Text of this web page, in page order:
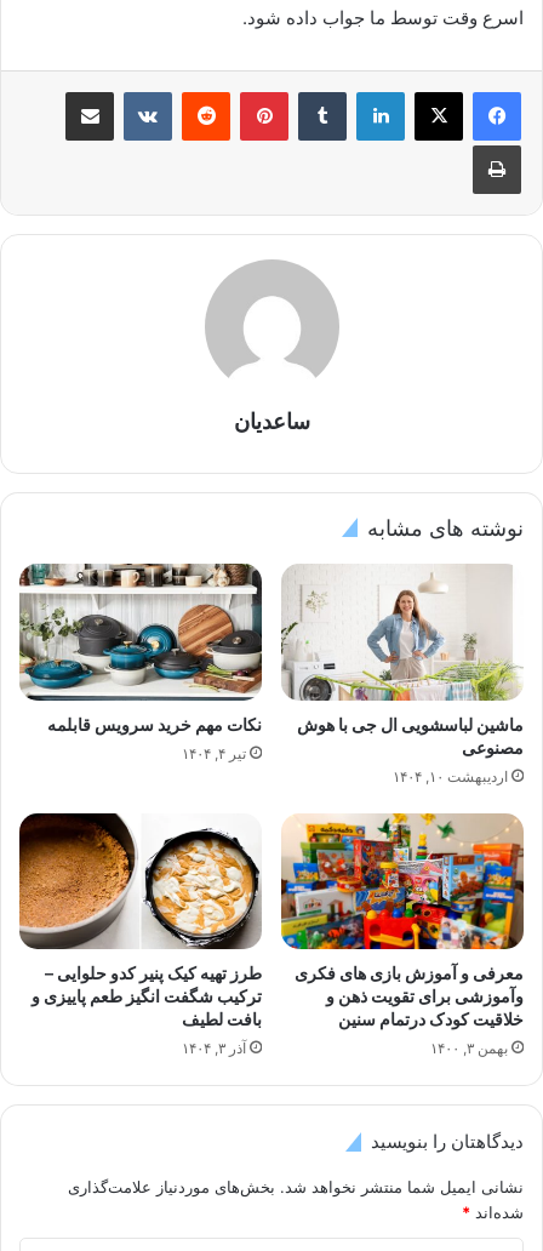
اسرع وقت توسط ما جواب داده شود.
لینکدین ‫تامبلر ‫پین‌ترست‫رددیت ‫VKontakteاشتراک گذاری از طریق ایمیل
چاپ
ساعدیان
نوشته های مشابه
ماشین‌ لباسشویی ال‌ جی با هوش
‌مصنوعی
اردیبهشت ۱۰, ۱۴۰۴
نکات مهم خرید سرویس قابلمه
تیر ۴, ۱۴۰۴
معرفی و آموزش بازی های فکری
وآموزشی برای تقویت ذهن و
خلاقیت کودک درتمام سنین
بهمن ۳, ۱۴۰۰
طرز تهیه کیک پنیر کدو حلوایی –
ترکیب شگفت انگیز طعم پاییزی و
بافت لطیف
آذر ۳, ۱۴۰۴
دیدگاهتان را بنویسید
نشانی ایمیل شما منتشر نخواهد شد. بخش‌های موردنیاز علامت‌گذاری
شده‌اند *